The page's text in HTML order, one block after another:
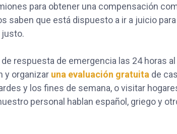
para obtener una compensación
saben que está dispuesto a ir a juicio
justo.
respuesta de emergencia las 24 horas al
y organizar una evaluación gratuita de
y los fines de semana, o visitar
personal hablan español, griego y